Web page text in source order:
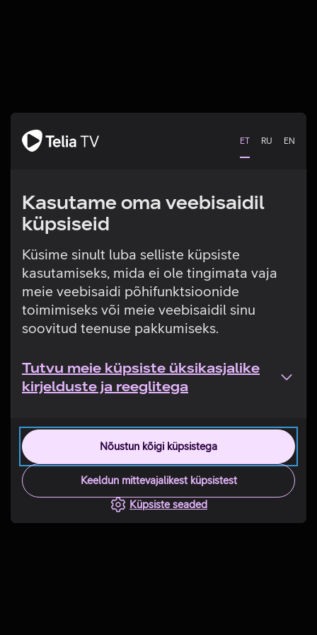
ET RU EN
Kasutame oma veebisaidil
küpsiseid
Küsime sinult luba selliste küpsiste
kasutamiseks, mida ei ole tingimata vaja
meie veebisaidi põhifunktsioonide
toimimiseks või meie veebisaidil sinu
soovitud teenuse pakkumiseks.
Tutvu meie küpsiste üksikasjalike
kirjelduste ja reeglitega
Nõustun kõigi küpsistega
Keeldun mittevajalikest küpsistest
Küpsiste seaded
Tehniline viga